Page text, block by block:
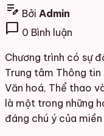
edit_note Bởi Admin
chat_bubble 0 Bình luận
Chương trình có sự
Trung tâm Thông tin
Văn hoá, Thể thao
là một trong những
đáng chú ý của